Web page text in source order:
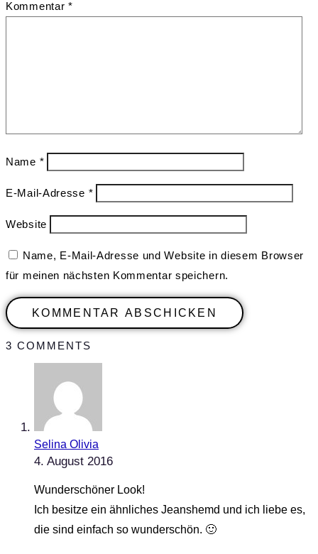
Kommentar *
Name *
E-Mail-Adresse *
Website
Name, E-Mail-Adresse und Website in diesem Browser
für meinen nächsten Kommentar speichern.
3 COMMENTS
Selina Olivia
4. August 2016
Wunderschöner Look!
Ich besitze ein ähnliches Jeanshemd und ich liebe es,
die sind einfach so wunderschön. 🙂